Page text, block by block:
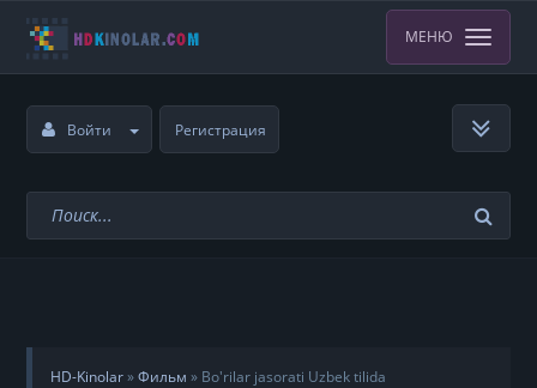
МЕНЮ
Войти Регистрация
HD-Kinolar»Фильм » Bo'rilar jasorati Uzbek tilida